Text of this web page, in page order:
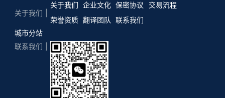
关于我们
关于我们 企业文化 保密协议
交易流程
荣誉资质 翻译团队
联系我们
城市分站
联系我们